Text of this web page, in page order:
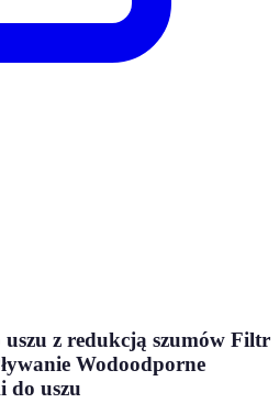
z redukcją szumów Filtr
Wodoodporne
do uszu